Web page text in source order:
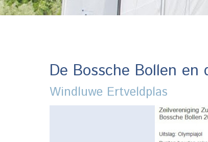
De Bossche Bollen en
Windluwe Ertveldplas